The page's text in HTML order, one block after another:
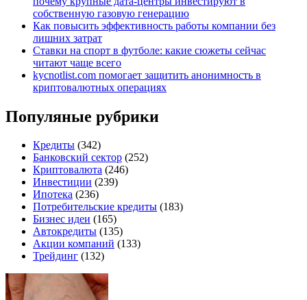
собственную газовую генерацию
Как повысить эффективность работы компании без
лишних затрат
Ставки на спорт в футболе: какие сюжеты сейчас
читают чаще всего
kycnotlist.com помогает защитить анонимность в
криптовалютных операциях
Популяные рубрики
Кредиты (342)
Банковский сектор (252)
Криптовалюта (246)
Инвестиции (239)
Ипотека (236)
Потребительские кредиты (183)
Бизнес идеи (165)
Автокредиты (135)
Акции компаний (133)
Трейдинг (132)